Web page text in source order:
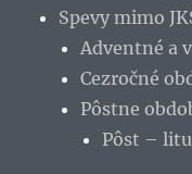
Spevy mimo
Adventné a
Cezročné
Pôstne
Pôst –